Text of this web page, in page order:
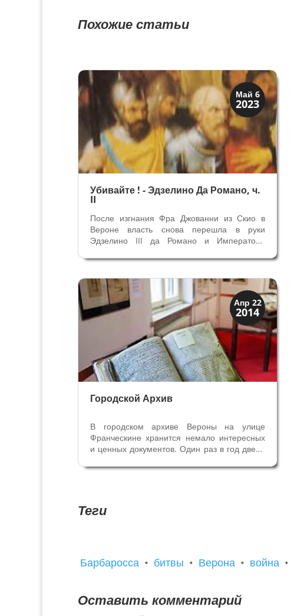
Похожие статьи
Май 6
2023
Верона
Средневековая
Убивайте ! - Эдзелино Да Романо, ч.
II
После изгнания Фра Джованни из Скио в
Вероне власть снова перешла в руки
Эдзелино III да Романо и Императора
ломбардцев. В течении следующих 23 лет
завоёванными территориями, и проявил
себя также...
Апр 22
2014
Верона
Средневековая
Городской Архив
В городском архиве Вероны на улице
Франческине хранится немало интересных
и ценных документов. Один раз в год двери
всеобщее обозрение выставляются
Теги
Барбаросса • битвы • Верона • война •
Оставить комментарий